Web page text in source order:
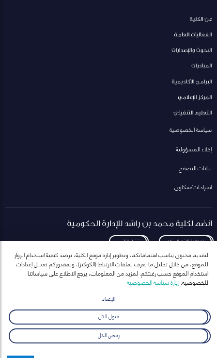
عن الكلية
الفعاليات العامة
البحوث والإصدارات
المبادرات
البرامج الأكاديمية
المركز الإعلامي
التعليم التنفيذي
سياسة الخصوصية
إخلاء المسؤولية
بيانات التصفح
اقتراحات/شكاوى
انضم لكلية محمد بن راشد للإدارة الحكومية
لمعاودة الاتصال بكم تنزيل الكتيب
انضم إلى قائمة مراسلاتنا
ارسال
لتقديم محتوى يناسب اهتماماتكم، وتطوير إدارة موقع الكلية، نرصد كيفية استخدام الزوار
للموقع، من خلال تحليل ما يعرف بملفات الارتباط (الكوكيز)، وبمقدوركم تعديل إعدادات
استخدام الموقع حسب رغبتكم. لمزيد من المعلومات، يرجع الاطلاع على سياساتنا
للخصوصية.زيارة سياسة الخصوصية
الإعداد
قبول الكل
رفض الكل